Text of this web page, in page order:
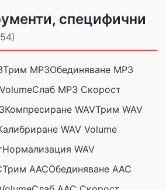
специфични
Трим MP3Обединяване MP3
Слаб MP3 Скорост
Компресиране WAVТрим WAV
WAV Volume
Нормализация WAV
Трим AACОбединяване AAC